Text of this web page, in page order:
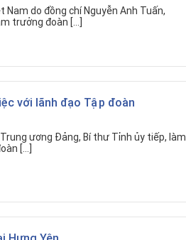
do đồng chí Nguyễn Anh Tuấn,
trưởng đoàn […]
với lãnh đạo Tập đoàn
Trung ương Đảng, Bí thư Tỉnh ủy tiếp, làm
[…]